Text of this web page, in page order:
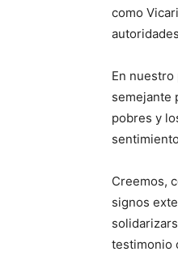
como
En
semejante
pobres y
Creemos,
signos
testimonio